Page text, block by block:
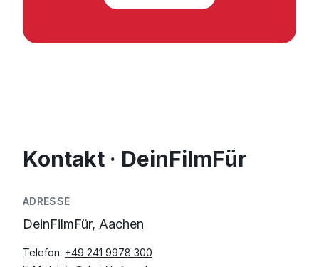
Kontakt · DeinFilmFür
ADRESSE
DeinFilmFür, Aachen
Telefon: +49 241 9978 300